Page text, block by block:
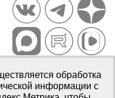
2007–2026
66447 от 14 июля
обработка
информации с